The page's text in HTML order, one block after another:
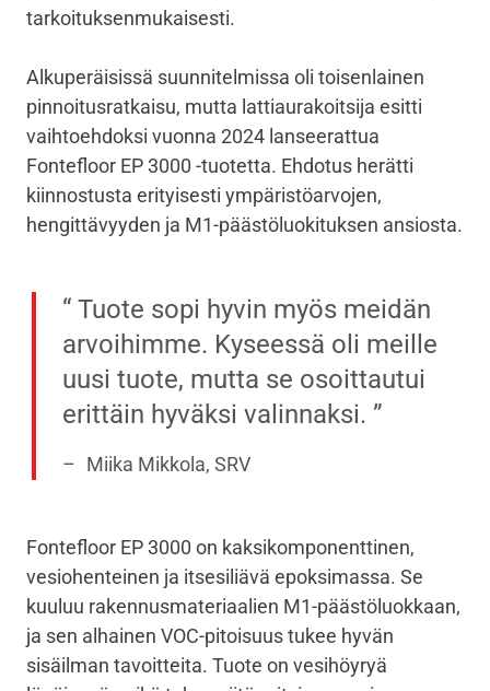
tarkoituksenmukaisesti.
Alkuperäisissä suunnitelmissa oli toisenlainen
pinnoitusratkaisu, mutta lattiaurakoitsija esitti
vaihtoehdoksi vuonna 2024 lanseerattua
Fontefloor EP 3000 -tuotetta. Ehdotus herätti
kiinnostusta erityisesti ympäristöarvojen,
hengittävyyden ja M1-päästöluokituksen ansiosta.
Tuote sopi hyvin myös meidän
arvoihimme. Kyseessä oli meille
uusi tuote, mutta se osoittautui
erittäin hyväksi valinnaksi.
Miika Mikkola, SRV
Fontefloor EP 3000 on kaksikomponenttinen,
vesiohenteinen ja itsesiliävä epoksimassa. Se
kuuluu rakennusmateriaalien M1-päästöluokkaan,
ja sen alhainen VOC-pitoisuus tukee hyvän
sisäilman tavoitteita. Tuote on vesihöyryä